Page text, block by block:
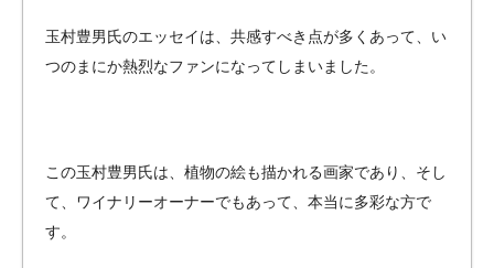
玉村豊男氏のエッセイは、共感すべき点が多くあって、い
つのまにか熱烈なファンになってしまいました。
この玉村豊男氏は、植物の絵も描かれる画家であり、そし
て、ワイナリーオーナーでもあって、本当に多彩な方で
す。